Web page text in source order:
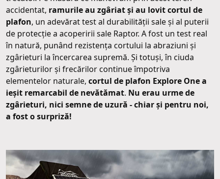
accidentat, ramurile au zgâriat și au lovit cortul de
plafon, un adevărat test al durabilității sale și al puterii
de protecție a acoperirii sale Raptor. A fost un test real
în natură, punând rezistența cortului la abraziuni și
zgârieturi la încercarea supremă. Și totuși, în ciuda
zgârieturilor și frecărilor continue împotriva
elementelor naturale, cortul de plafon Explore One a
ieșit remarcabil de nevătămat. Nu erau urme de
zgârieturi, nici semne de uzură - chiar și pentru noi,
a fost o surpriză!